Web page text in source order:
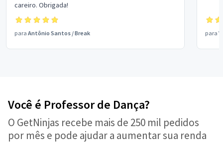
careiro. Obrigada!
para Antônio Santos /Break para
Você é Professor de Dança?
O GetNinjas recebe mais de 250 mil pedidos
por mês e pode ajudar a aumentar sua renda